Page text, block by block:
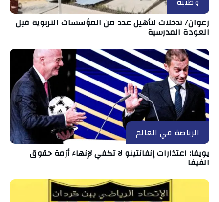
زغوان/ تدخلات لتأهيل عدد من المؤسسات التربوية قبل
العودة المدرسية
الرياضة في العالم
يويفا: اعتذارات إنفانتينو لا تكفي لإنهاء أزمة حقوق
الفيفا